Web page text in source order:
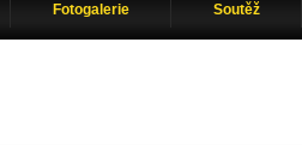
Fotogalerie Soutěž